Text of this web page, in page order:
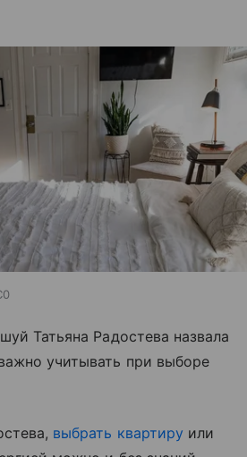
Татьяна Радостева назвала
учитывать при выборе
выбрать квартиру или